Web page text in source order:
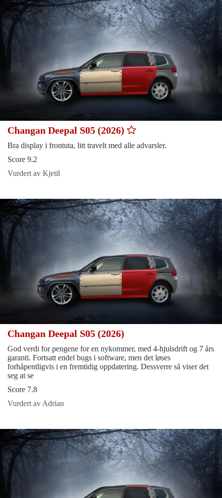
Changan Deepal S05 (2026)
Bra display i frontuta, litt travelt med alle advarsler.
Score 9.2
Vurdert av Kjetil
Changan Deepal S05 (2026)
God verdi for pengene for en nykommer, med 4-hjulsdrift og 7 års
garanti. Fortsatt endel bugs i software, men det løses
forhåpentligvis i en fremtidig oppdatering. Dessverre så viser det
seg at se
Score 7.8
Vurdert av Adrian